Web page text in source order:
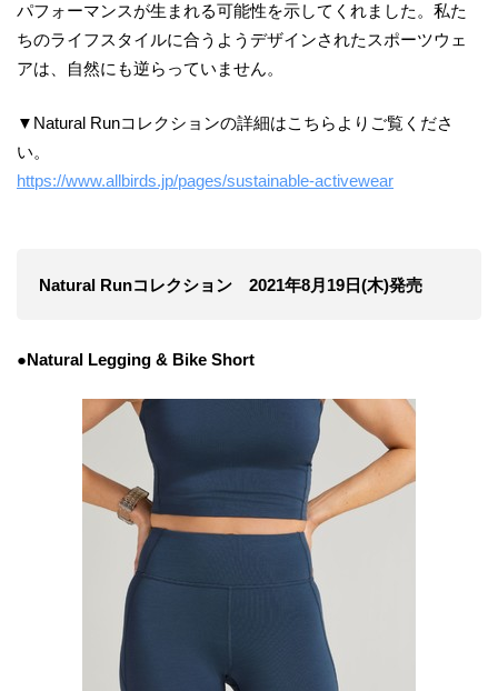
パフォーマンスが生まれる可能性を示してくれました。私た
ちのライフスタイルに合うようデザインされたスポーツウェ
アは、自然にも逆らっていません。
▼Natural Runコレクションの詳細はこちらよりご覧くださ
い。
https://www.allbirds.jp/pages/sustainable-activewear
Natural Runコレクション 2021年8月19日(木)発売
●Natural Legging & Bike Short